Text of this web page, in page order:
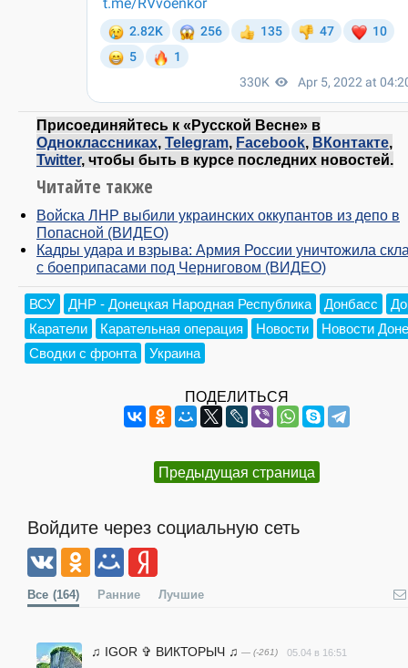
Присоединяйтесь к «Русской Весне» в
Одноклассниках Telegram Facebook ВКонтакте
Twitter, чтобы быть в курсе последних новостей.
Читайте также
Войска ЛНР выбили украинских оккупантов из депо в
Попасной (ВИДЕО)
Кадры удара и взрыва: Армия России уничтожила
с боеприпасами под Черниговом (ВИДЕО)
ВСУ ДНР - Донецкая Народная Республика Донбасс
Каратели
Карательная операция Новости
Новости
Сводки с фронта
Украина
ПОДЕЛИТЬСЯ
Предыдущая страница
Войдите через социальную сеть
Все (164) Ранние Лучшие
♫ IGOR ✞ ВИКТОРЫЧ ♫ — (-261) 05.04 в 16:51